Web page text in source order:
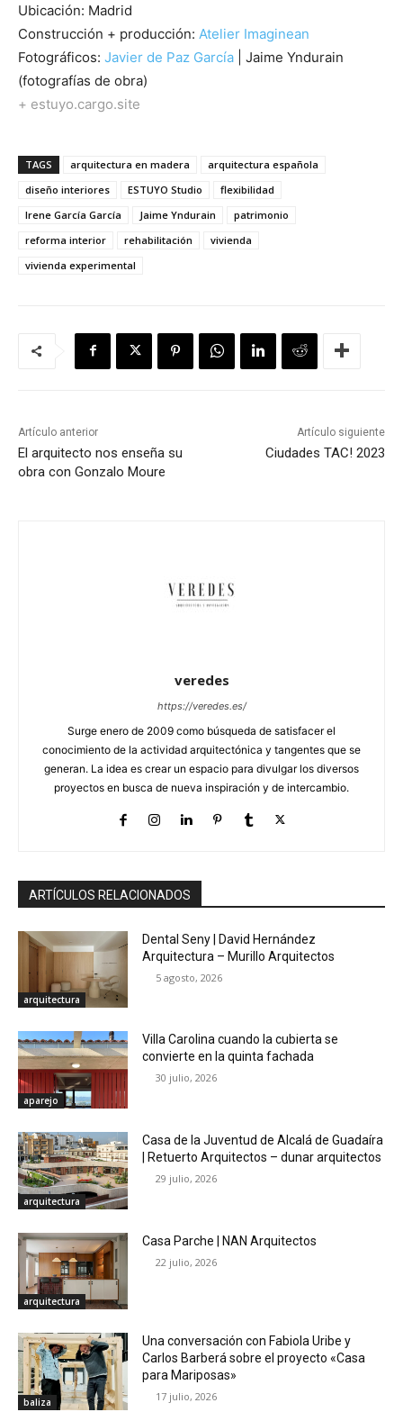
Ubicación: Madrid
Construcción + producción: Atelier Imaginean
Fotográficos: Javier de Paz García | Jaime Yndurain
(fotografías de obra)
+ estuyo.cargo.site
TAGS arquitectura en madera
arquitectura española
diseño interiores
ESTUYO Studio
flexibilidad
Irene García García
Jaime Yndurain
patrimonio
reforma interior
rehabilitación
vivienda
vivienda experimental
Artículo anterior
El arquitecto nos enseña su
obra con Gonzalo Moure
Artículo siguiente
Ciudades TAC! 2023
veredes
https://veredes.es/
Surge enero de 2009 como búsqueda de satisfacer el
conocimiento de la actividad arquitectónica y tangentes que se
generan. La idea es crear un espacio para divulgar los diversos
proyectos en busca de nueva inspiración y de intercambio.
ARTÍCULOS RELACIONADOS
arquitectura
Dental Seny | David Hernández
Arquitectura – Murillo Arquitectos
5 agosto, 2026
aparejo
Villa Carolina cuando la cubierta se
convierte en la quinta fachada
30 julio, 2026
arquitectura
Casa de la Juventud de Alcalá de Guadaíra
| Retuerto Arquitectos – dunar arquitectos
29 julio, 2026
arquitectura
Casa Parche | NAN Arquitectos
22 julio, 2026
baliza
Una conversación con Fabiola Uribe y
Carlos Barberá sobre el proyecto «Casa
para Mariposas»
17 julio, 2026